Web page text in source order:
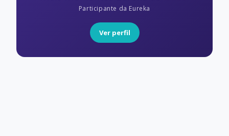
Participante da Eureka
Ver perfil